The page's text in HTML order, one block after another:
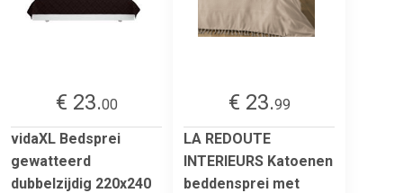
€ 23.00
vidaXL Bedsprei
gewatteerd
dubbelzijdig 220x240
€ 23.99
LA REDOUTE
INTERIEURS Katoenen
beddensprei met